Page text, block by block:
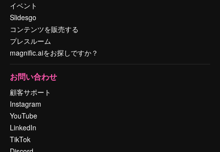
イベント
Slidesgo
コンテンツを販売する
プレスルーム
magnific.aiをお探しですか？
お問い合わせ
顧客サポート
Instagram
YouTube
LinkedIn
TikTok